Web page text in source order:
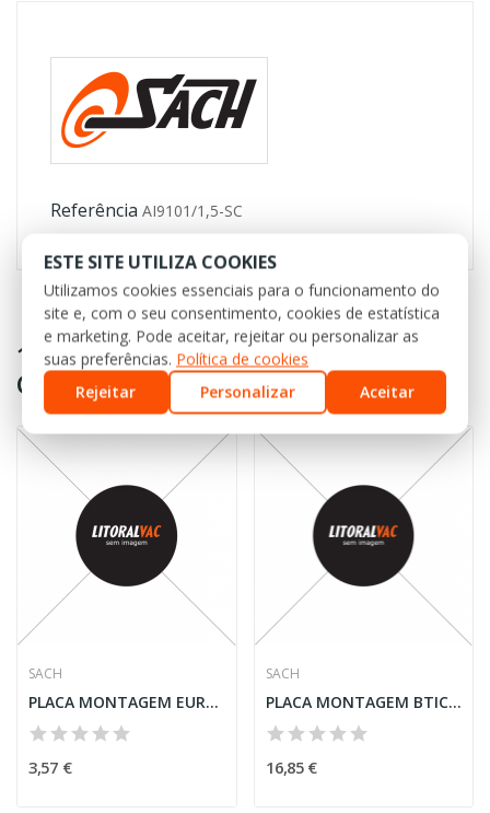
Referência AI9101/1,5-SC
16 OUTROS PRODUTOS NA MESMA
CATEGORIA:
SACH
PLACA MONTAGEM EUROPA REDUZIDA + CURVA + TAMPA
3,57 €
SACH
PLACA MONTAGEM BTICINO
16,85 €
ESTE SITE UTILIZA COOKIES
Utilizamos cookies essenciais para o funcionamento do
site e, com o seu consentimento, cookies de estatística
e marketing. Pode aceitar, rejeitar ou personalizar as
suas preferências. Política de cookies
Rejeitar
Personalizar Aceitar